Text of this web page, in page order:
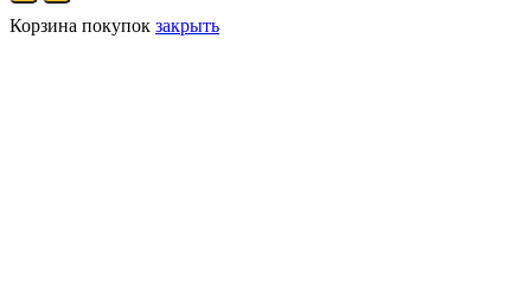
Корзина покупок закрыть